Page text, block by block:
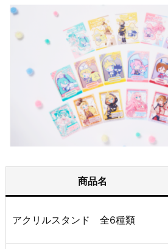
商品名
アクリルスタンド 全6種類